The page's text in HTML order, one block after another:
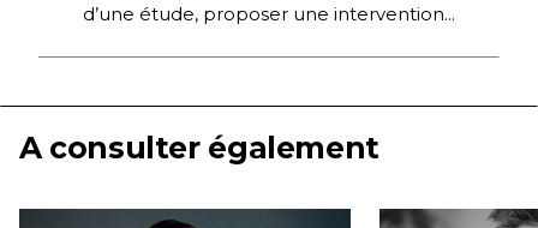
d’une étude, proposer une intervention...
A consulter également